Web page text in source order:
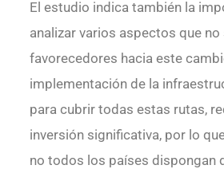
El estudio indica también la
analizar varios aspectos que
favorecedores hacia este
implementación de la
para cubrir todas estas rutas,
inversión significativa, por lo
no todos los países dispongan